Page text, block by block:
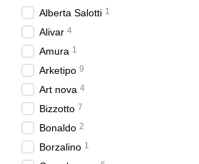
Alberta Salotti 1
Alivar 4
Amura 1
Arketipo 9
Art nova 4
Bizzotto 7
Bonaldo 2
Borzalino 1